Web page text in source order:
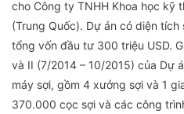
cho Công ty TNHH Khoa học kỹ
(Trung Quốc). Dự án có diện
tổng vốn đầu tư 300 triệu USD.
và II (7/2014 – 10/2015) của Dự
máy sợi, gồm 4 xưởng sợi và 1
370.000 cọc sợi và các công